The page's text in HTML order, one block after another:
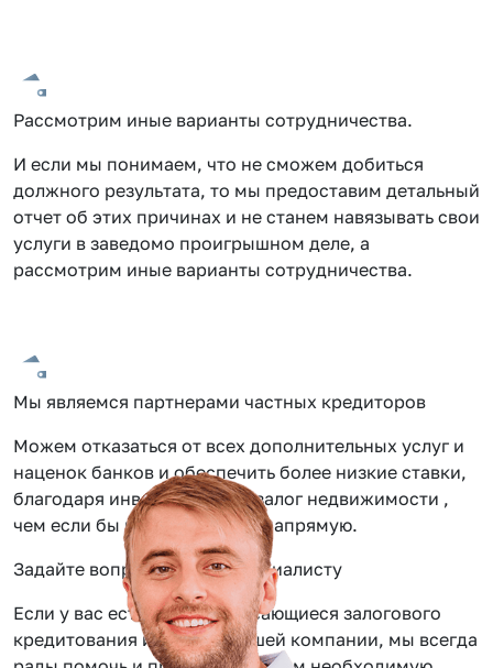
Рассмотрим иные варианты сотрудничества.
И если мы понимаем, что не сможем добиться
должного результата, то мы предоставим детальный
отчет об этих причинах и не станем навязывать свои
услуги в заведомо проигрышном деле, а
рассмотрим иные варианты сотрудничества.
Мы являемся партнерами частных кредиторов
Можем отказаться от всех дополнительных услуг и
наценок банков и обеспечить более низкие ставки,
благодаря инвестиции под залог недвижимости ,
чем если бы вы обращались напрямую.
Задайте вопрос нашему специалисту
Если у вас есть вопросы касающиеся залогового
кредитования или услуг нашей компании, мы всегда